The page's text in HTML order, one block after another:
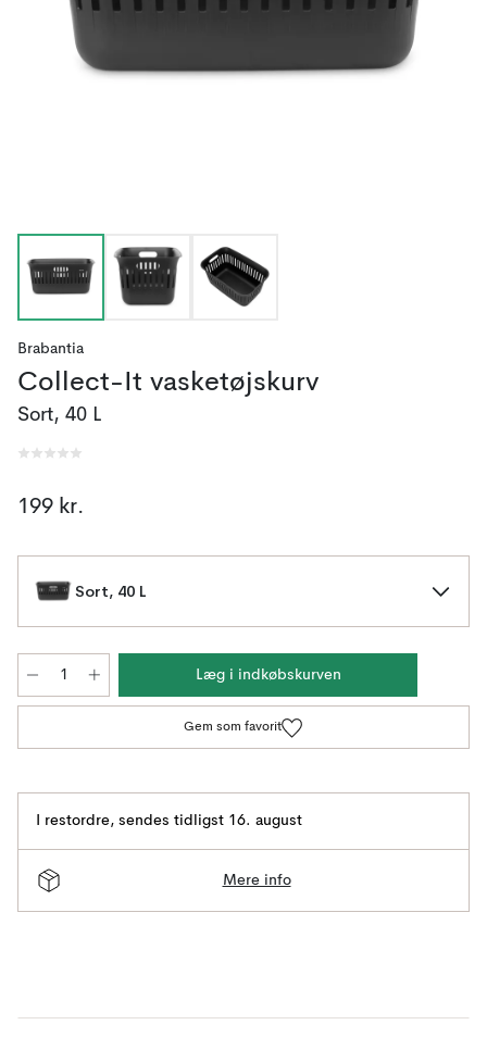
Brabantia
Collect-It vasketøjskurv
Sort, 40 L
199 kr.
Sort, 40 L
Læg i indkøbskurven
Gem som favorit
I restordre, sendes tidligst 16. august
Mere info